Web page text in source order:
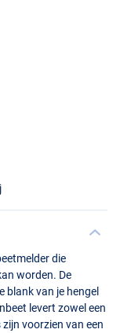
die
worden. De
blank van je hengel
levert zowel een
voorzien van een